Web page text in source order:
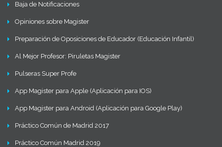
Baja de Notificaciones
Opiniones sobre Magister
Preparación de Oposiciones de Educador (Educación Infantil)
Al Mejor Profesor: Piruletas Magister
Pulseras Super Profe
App Magister para Apple (Aplicación para IOS)
App Magister para Android (Aplicación para Google Play)
Práctico Común de Madrid 2017
Práctico Común Madrid 2019